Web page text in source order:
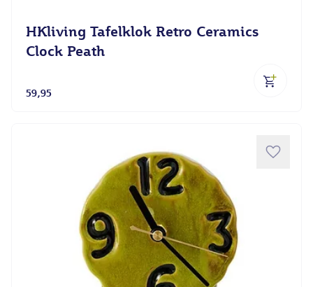
HKliving Tafelklok Retro Ceramics
Clock Peath
59,95